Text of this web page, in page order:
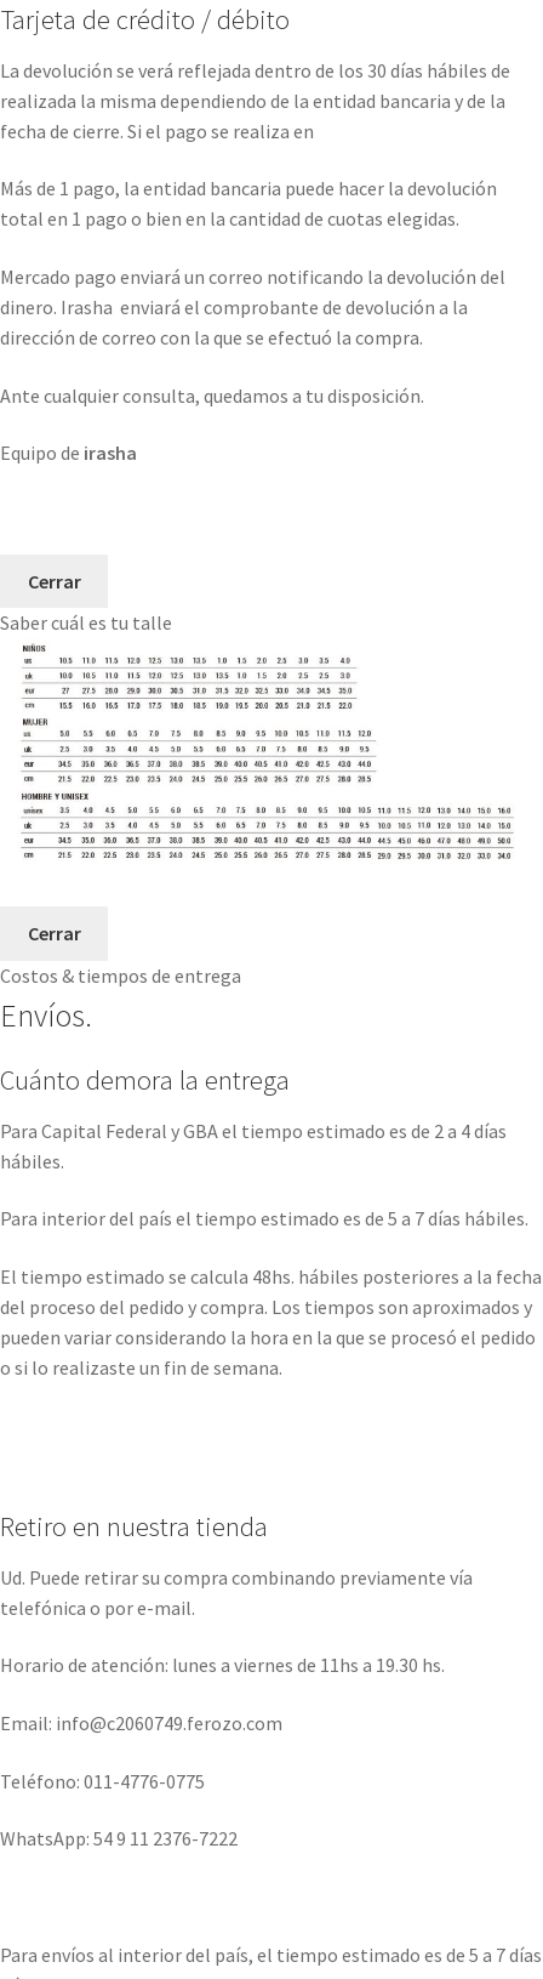
Tarjeta de crédito / débito
La devolución se verá reflejada dentro de los 30 días hábiles de
realizada la misma dependiendo de la entidad bancaria y de la
fecha de cierre. Si el pago se realiza en
Más de 1 pago, la entidad bancaria puede hacer la devolución
total en 1 pago o bien en la cantidad de cuotas elegidas.
Mercado pago enviará un correo notificando la devolución del
dinero. Irasha enviará el comprobante de devolución a la
dirección de correo con la que se efectuó la compra.
Ante cualquier consulta, quedamos a tu disposición.
Equipo de irasha
Cerrar
Saber cuál es tu talle
Cerrar
Costos & tiempos de entrega
Envíos.
Cuánto demora la entrega
Para Capital Federal y GBA el tiempo estimado es de 2 a 4 días
hábiles.
Para interior del país el tiempo estimado es de 5 a 7 días hábiles.
El tiempo estimado se calcula 48hs. hábiles posteriores a la fecha
del proceso del pedido y compra. Los tiempos son aproximados y
pueden variar considerando la hora en la que se procesó el pedido
o si lo realizaste un fin de semana.
Retiro en nuestra tienda
Ud. Puede retirar su compra combinando previamente vía
telefónica o por e-mail.
Horario de atención: lunes a viernes de 11hs a 19.30 hs.
Email: info@c2060749.ferozo.com
Teléfono: 011-4776-0775
WhatsApp: 54 9 11 2376-7222
Para envíos al interior del país, el tiempo estimado es de 5 a 7 días